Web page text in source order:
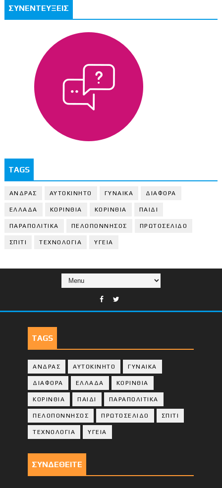
ΣΥΝΕΝΤΕΥΞΕΙΣ
TAGS
ΑΝΔΡΑΣ ΑΥΤΟΚΙΝΗΤΟ ΓΥΝΑΙΚΑ ΔΙΑΦΟΡΑ
ΕΛΛΑΔΑ ΚΟΡΙΝΘΙΑ ΚΟΡΙΝΘΙA ΠΑΙΔΙ
ΠΑΡΑΠΟΛΙΤΙΚΑ ΠΕΛΟΠΟΝΝΗΣΟΣ ΠΡΩΤΟΣΕΛΙΔΟ
ΣΠΙΤΙ ΤΕΧΝΟΛΟΓΙΑ ΥΓΕΙΑ
TAGS
ΑΝΔΡΑΣ ΑΥΤΟΚΙΝΗΤΟ ΓΥΝΑΙΚΑ
ΔΙΑΦΟΡΑ ΕΛΛΑΔΑ ΚΟΡΙΝΘΙΑ
ΚΟΡΙΝΘΙA ΠΑΙΔΙ ΠΑΡΑΠΟΛΙΤΙΚΑ
ΠΕΛΟΠΟΝΝΗΣΟΣ ΠΡΩΤΟΣΕΛΙΔΟ ΣΠΙΤΙ
ΤΕΧΝΟΛΟΓΙΑ ΥΓΕΙΑ
ΣΥΝΔΕΘΕΙΤΕ